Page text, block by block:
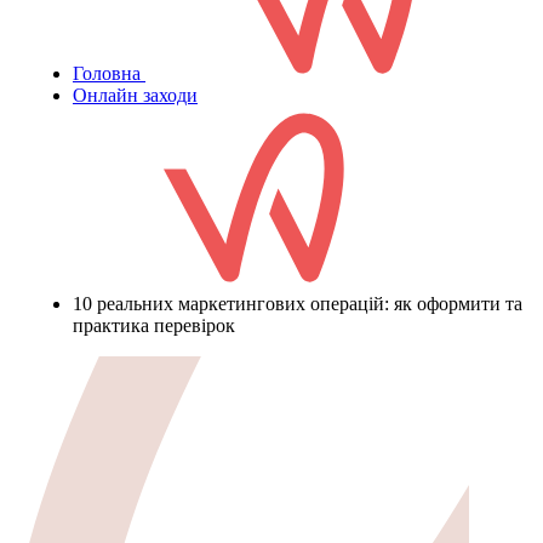
Головна
Онлайн заходи
10 реальних маркетингових операцій: як оформити та
практика перевірок